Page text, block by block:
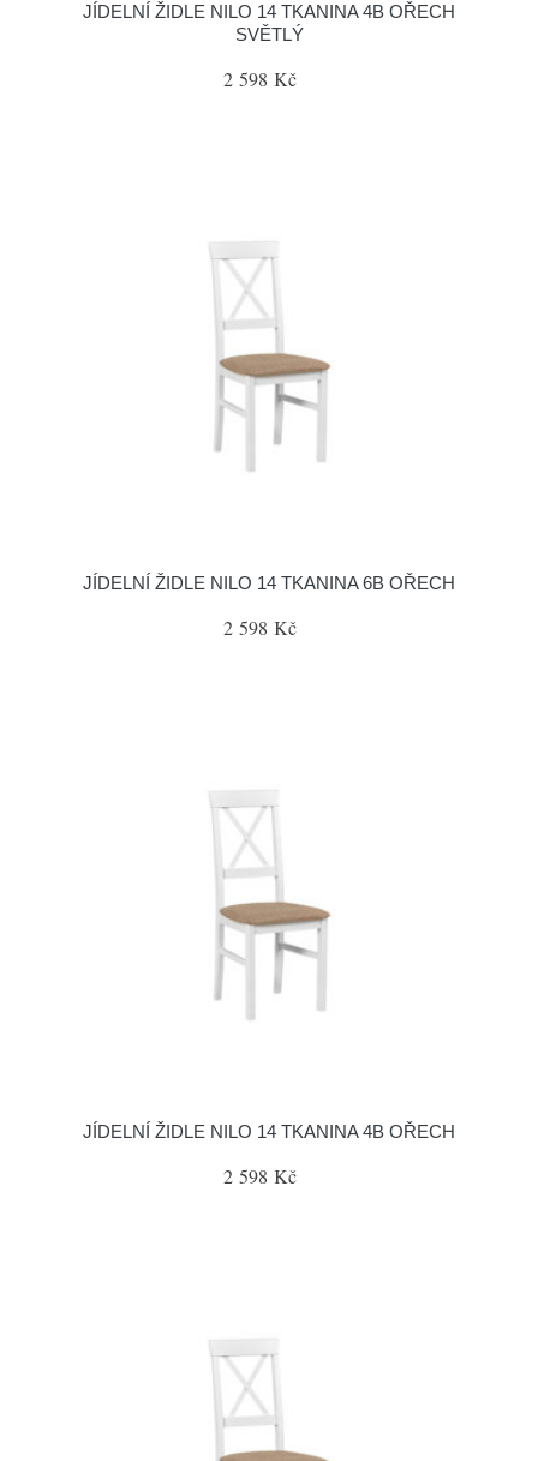
JÍDELNÍ ŽIDLE NILO 14 TKANINA 4B OŘECH
SVĚTLÝ
2 598 Kč
JÍDELNÍ ŽIDLE NILO 14 TKANINA 6B OŘECH
2 598 Kč
JÍDELNÍ ŽIDLE NILO 14 TKANINA 4B OŘECH
2 598 Kč